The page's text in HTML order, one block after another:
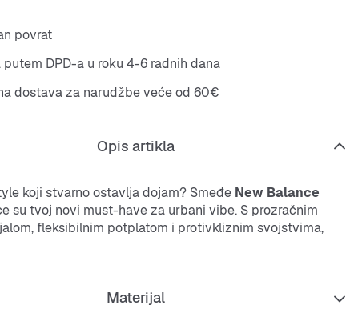
povrat
putem DPD-a u roku 4-6 radnih dana
dostava za narudžbe veće od 60€
Opis artikla
koji stvarno ostavlja dojam? Smeđe New Balance
su tvoj novi must-have za urbani vibe. S prozračnim
fleksibilnim potplatom i protivkliznim svojstvima,
i stil na novu razinu. Savršene za svakodnevicu –
i uvijek spremne za novu akciju.
Materijal